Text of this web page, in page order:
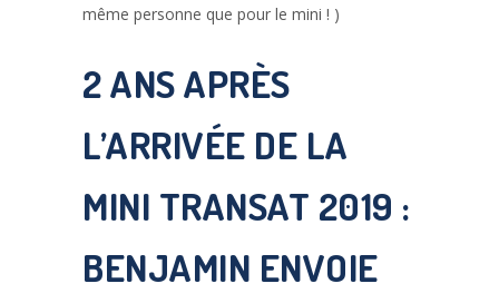
même personne que pour le mini ! )
2 ANS APRÈS
L’ARRIVÉE DE LA
MINI TRANSAT 2019 :
BENJAMIN ENVOIE